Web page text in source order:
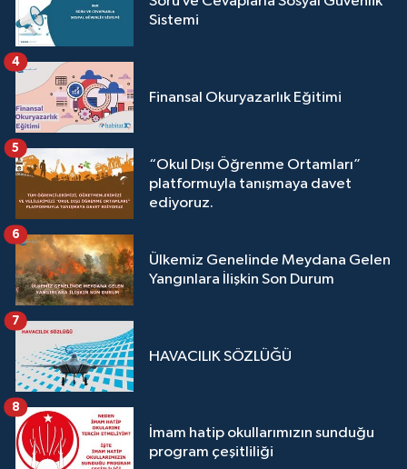
Sistemi
Finansal Okuryazarlık Eğitimi
4
“Okul Dışı Öğrenme Ortamları”
platformuyla tanışmaya davet
ediyoruz.
5
Ülkemiz Genelinde Meydana Gelen
Yangınlara İlişkin Son Durum
6
HAVACILIK SÖZLÜĞÜ
7
İmam hatip okullarımızın sunduğu
program çeşitliliği
8